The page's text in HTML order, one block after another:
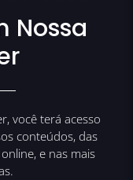
Nossa
você terá acesso
conteúdos, das
e nas mais